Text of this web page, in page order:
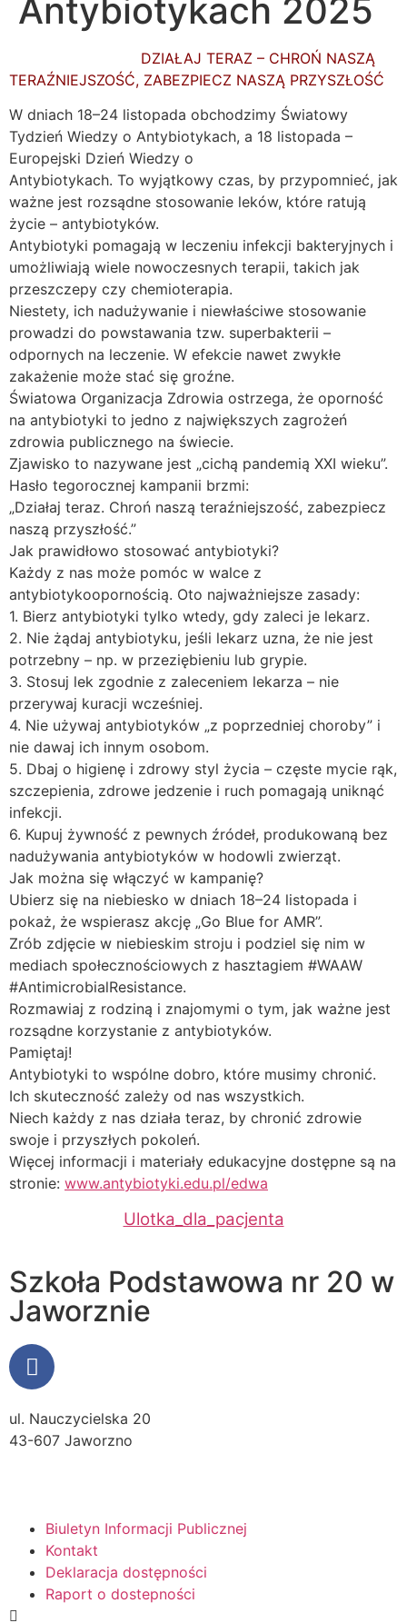
Antybiotykach 2025
DZIAŁAJ TERAZ – CHROŃ NASZĄ
TERAŹNIEJSZOŚĆ, ZABEZPIECZ NASZĄ PRZYSZŁOŚĆ
W dniach 18–24 listopada obchodzimy Światowy
Tydzień Wiedzy o Antybiotykach, a 18 listopada –
Europejski Dzień Wiedzy o
Antybiotykach. To wyjątkowy czas, by przypomnieć, jak
ważne jest rozsądne stosowanie leków, które ratują
życie – antybiotyków.
Antybiotyki pomagają w leczeniu infekcji bakteryjnych i
umożliwiają wiele nowoczesnych terapii, takich jak
przeszczepy czy chemioterapia.
Niestety, ich nadużywanie i niewłaściwe stosowanie
prowadzi do powstawania tzw. superbakterii –
odpornych na leczenie. W efekcie nawet zwykłe
zakażenie może stać się groźne.
Światowa Organizacja Zdrowia ostrzega, że oporność
na antybiotyki to jedno z największych zagrożeń
zdrowia publicznego na świecie.
Zjawisko to nazywane jest „cichą pandemią XXI wieku”.
Hasło tegorocznej kampanii brzmi:
„Działaj teraz. Chroń naszą teraźniejszość, zabezpiecz
naszą przyszłość.”
Jak prawidłowo stosować antybiotyki?
Każdy z nas może pomóc w walce z
antybiotykoopornością. Oto najważniejsze zasady:
1. Bierz antybiotyki tylko wtedy, gdy zaleci je lekarz.
2. Nie żądaj antybiotyku, jeśli lekarz uzna, że nie jest
potrzebny – np. w przeziębieniu lub grypie.
3. Stosuj lek zgodnie z zaleceniem lekarza – nie
przerywaj kuracji wcześniej.
4. Nie używaj antybiotyków „z poprzedniej choroby” i
nie dawaj ich innym osobom.
5. Dbaj o higienę i zdrowy styl życia – częste mycie rąk,
szczepienia, zdrowe jedzenie i ruch pomagają uniknąć
infekcji.
6. Kupuj żywność z pewnych źródeł, produkowaną bez
nadużywania antybiotyków w hodowli zwierząt.
Jak można się włączyć w kampanię?
Ubierz się na niebiesko w dniach 18–24 listopada i
pokaż, że wspierasz akcję „Go Blue for AMR”.
Zrób zdjęcie w niebieskim stroju i podziel się nim w
mediach społecznościowych z hasztagiem #WAAW
#AntimicrobialResistance.
Rozmawiaj z rodziną i znajomymi o tym, jak ważne jest
rozsądne korzystanie z antybiotyków.
Pamiętaj!
Antybiotyki to wspólne dobro, które musimy chronić.
Ich skuteczność zależy od nas wszystkich.
Niech każdy z nas działa teraz, by chronić zdrowie
swoje i przyszłych pokoleń.
Więcej informacji i materiały edukacyjne dostępne są na
stronie: www.antybiotyki.edu.pl/edwa
Ulotka_dla_pacjenta
Szkoła Podstawowa nr 20 w
Jaworznie
ul. Nauczycielska 20
43-607 Jaworzno
Biuletyn Informacji Publicznej
Kontakt
Deklaracja dostępności
Raport o dostepności